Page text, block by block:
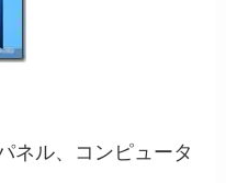
ネル、コンピュータ